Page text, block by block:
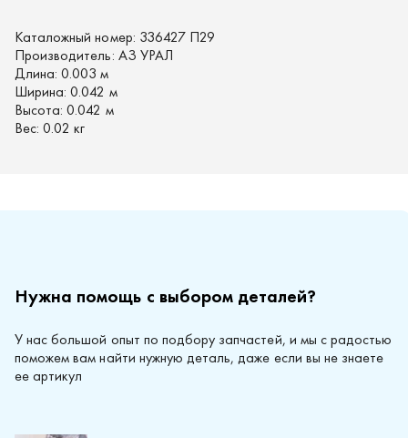
Каталожный номер: 336427 П29
Производитель: АЗ УРАЛ
Длина: 0.003 м
Ширина: 0.042 м
Высота: 0.042 м
Вес: 0.02 кг
Нужна помощь с выбором деталей?
У нас большой опыт по подбору запчастей, и мы с радостью
поможем вам найти нужную деталь, даже если вы не знаете
ее артикул